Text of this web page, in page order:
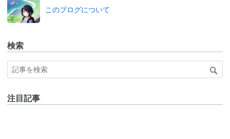
このブログについて
検索
注目記事